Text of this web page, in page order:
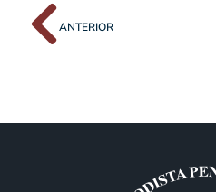
ANTERIOR